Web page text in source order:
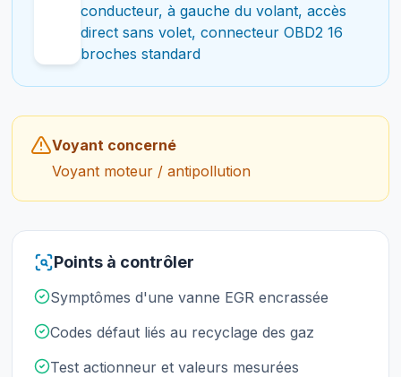
conducteur, à gauche du volant, accès
direct sans volet, connecteur OBD2 16
broches standard
Voyant concerné
Voyant moteur / antipollution
Points à contrôler
Symptômes d'une vanne EGR encrassée
Codes défaut liés au recyclage des gaz
Test actionneur et valeurs mesurées